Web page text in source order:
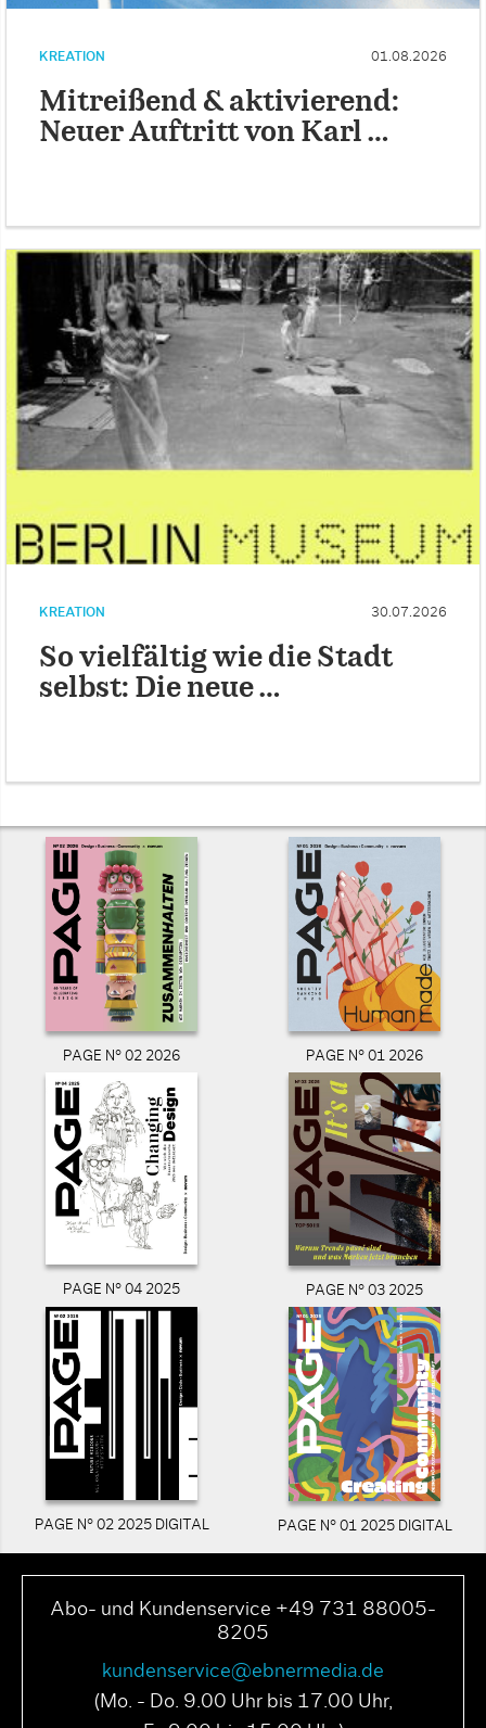
KREATION 01.08.2026
Mitreißend & aktivierend:
Neuer Auftritt von Karl …
KREATION 30.07.2026
So vielfältig wie die Stadt
selbst: Die neue …
PAGE N° 02 2026 PAGE N° 01 2026
PAGE N° 04 2025 PAGE N° 03 2025
PAGE N° 02 2025 DIGITAL PAGE N° 01 2025 DIGITAL
Abo- und Kundenservice +49 731 88005-
8205
kundenservice@ebnermedia.de
(Mo. - Do. 9.00 Uhr bis 17.00 Uhr,